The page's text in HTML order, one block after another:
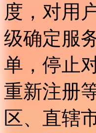
度，对用
级确定服
单，停止
重新注册
区、直辖